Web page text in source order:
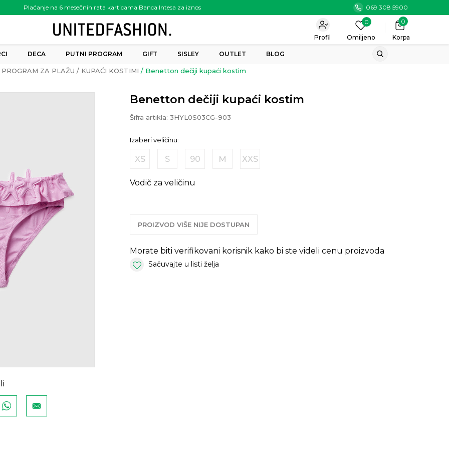
Plaćanje na 6 mesečnih rata karticama Banca Intesa za iznos
preko 6.000.00 rsd
069 308 5900
Korpa
0
0
Omiljeno
Profil
DECA PUTNI PROGRAM GIFT SISLEY OUTLET BLOG
PROGRAM ZA PLAŽU KUPAĆI KOSTIMI Benetton dečiji kupaći kostim
Benetton dečiji kupaći kostim
Šifra artikla: 3HYL0S03CG-903
Izaberi veličinu:
XS S 90 M XXS
Vodič za veličinu
PROIZVOD VIŠE NIJE DOSTUPAN
Morate biti verifikovani korisnik kako bi ste videli cenu proizvoda
Sačuvajte u listi želja